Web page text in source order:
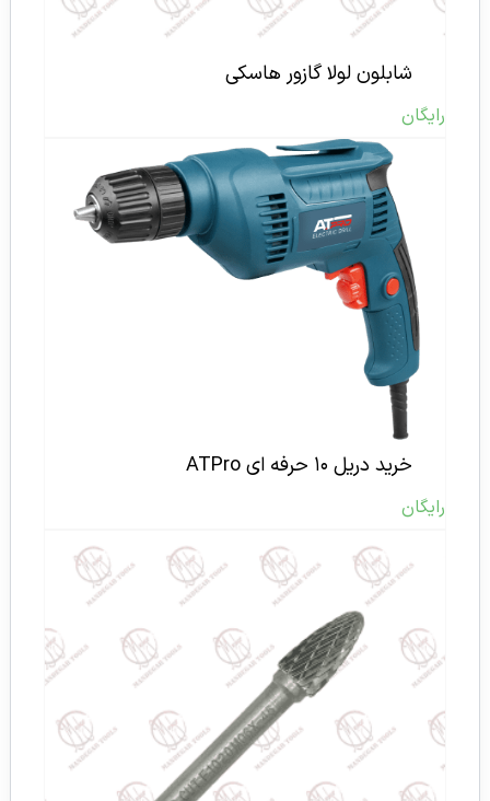
شابلون لولا گازور هاسکی
رایگان
خرید دریل ۱۰ حرفه ای ATPro
رایگان